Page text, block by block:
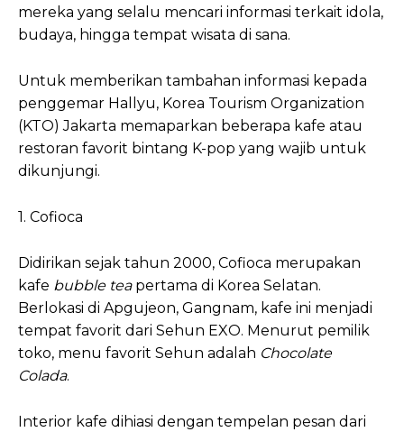
mereka yang selalu mencari informasi terkait idola,
budaya, hingga tempat wisata di sana.
Untuk memberikan tambahan informasi kepada
penggemar Hallyu, Korea Tourism Organization
(KTO) Jakarta memaparkan beberapa kafe atau
restoran favorit bintang K-pop yang wajib untuk
dikunjungi.
1. Cofioca
Didirikan sejak tahun 2000, Cofioca merupakan
kafe bubble teapertama di Korea Selatan.
Berlokasi di Apgujeon, Gangnam, kafe ini menjadi
tempat favorit dari Sehun EXO. Menurut pemilik
toko, menu favorit Sehun adalah Chocolate
Colada.
Interior kafe dihiasi dengan tempelan pesan dari